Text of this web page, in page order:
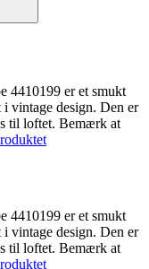
4410199 er et smukt
vintage design. Den er
til loftet. Bemærk at
4410199 er et smukt
vintage design. Den er
til loftet. Bemærk at